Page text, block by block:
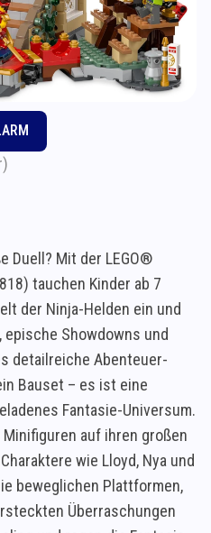
Duell? Mit der LEGO®
tauchen Kinder ab 7
der Ninja-Helden ein und
epische Showdowns und
detailreiche Abenteuer-
Bauset – es ist eine
Fantasie-Universum.
auf ihren großen
wie Lloyd, Nya und
beweglichen Plattformen,
Überraschungen